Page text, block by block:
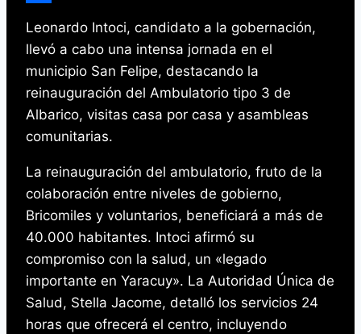
Leonardo Intoci, candidato a la gobernación,
llevó a cabo una intensa jornada en el
municipio San Felipe, destacando la
reinauguración del Ambulatorio tipo 3 de
Albarico, visitas casa por casa y asambleas
comunitarias.
La reinauguración del ambulatorio, fruto de la
colaboración entre niveles de gobierno,
Bricomiles y voluntarios, beneficiará a más de
40.000 habitantes. Intoci afirmó su
compromiso con la salud, un «legado
importante en Yaracuy». La Autoridad Única de
Salud, Stella Jacome, detalló los servicios 24
horas que ofrecerá el centro, incluyendo